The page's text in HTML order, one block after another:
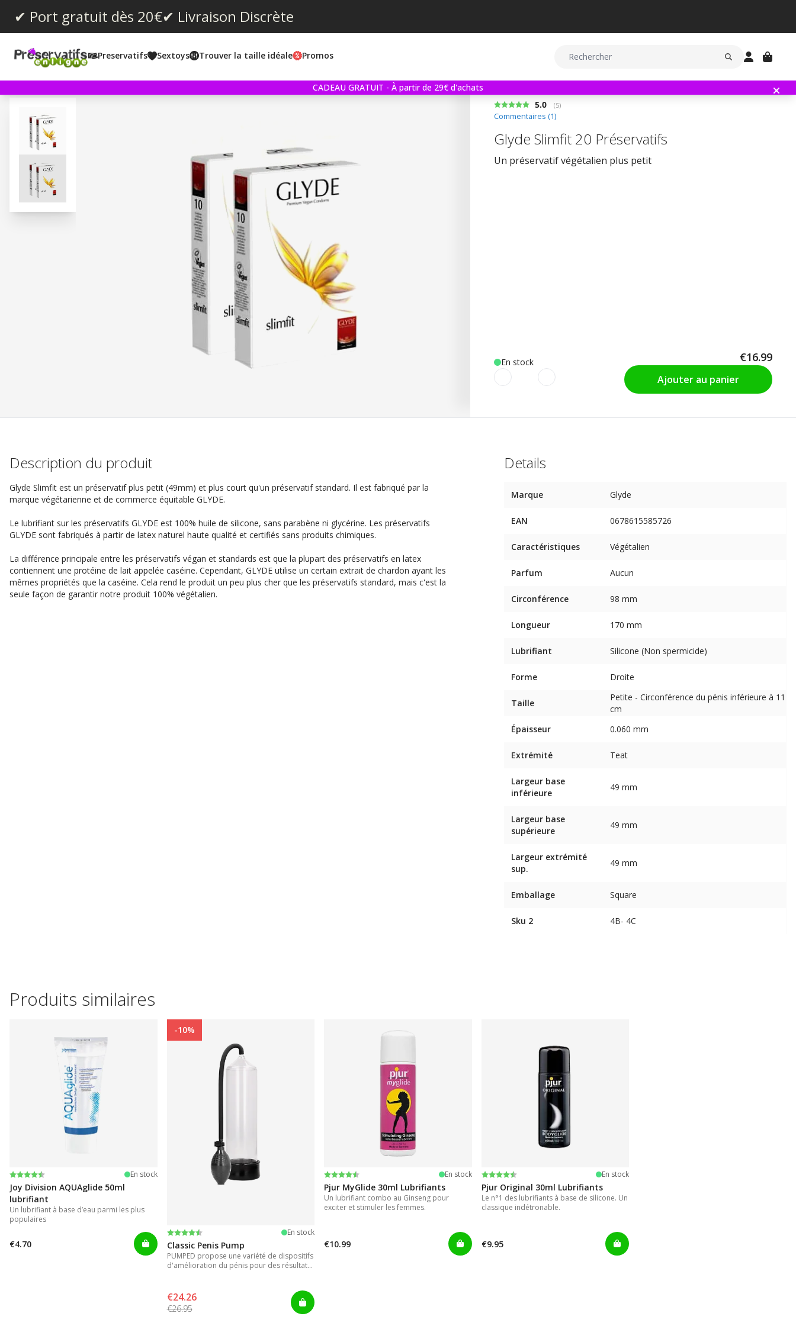
✔ Port gratuit dès 20€✔ Livraison Discrète
Preservatifs Sextoys Trouver la taille idéale Promos
CADEAU GRATUIT - À partir de 29€ d'achats
Note moyenne:
5.0 (votes:
5)
Commentaires (1)
Glyde Slimfit 20 Préservatifs
Un préservatif végétalien plus petit
En stock €16.99
Ajouter au panier
Description du produit
Glyde Slimfit est un préservatif plus petit (49mm) et plus court qu'un préservatif standard. Il est fabriqué par la
marque végétarienne et de commerce équitable GLYDE.
Le lubrifiant sur les préservatifs GLYDE est 100% huile de silicone, sans parabène ni glycérine. Les préservatifs
GLYDE sont fabriqués à partir de latex naturel haute qualité et certifiés sans produits chimiques.
La différence principale entre les préservatifs végan et standards est que la plupart des préservatifs en latex
contiennent une protéine de lait appelée caséine. Cependant, GLYDE utilise un certain extrait de chardon ayant les
mêmes propriétés que la caséine. Cela rend le produit un peu plus cher que les préservatifs standard, mais c'est la
seule façon de garantir notre produit 100% végétalien.
Details
Marque Glyde
EAN 0678615585726
Caractéristiques Végétalien
Parfum Aucun
Circonférence 98 mm
Longueur 170 mm
Lubrifiant Silicone (Non spermicide)
Forme Droite
Taille
Petite - Circonférence du pénis inférieure à 11
cm
Épaisseur
0.060 mm
Extrémité Teat
Largeur base
inférieure
49 mm
Largeur base
supérieure
49 mm
Largeur extrémité
sup.
49 mm
Emballage Square
Sku 2 4B- 4C
Produits similaires
Note:
4.2 sur 5 étoiles En stock
Joy Division AQUAglide 50ml
lubrifiant
Un lubrifiant à base d’eau parmi les plus
populaires
€4.70
-10%
Note:
4.3 sur 5 étoiles En stock
Classic Penis Pump
PUMPED propose une variété de dispositifs
d'amélioration du pénis pour des résultats
€24.26
€26.95
Note:
4.2 sur 5 étoiles En stock
Pjur MyGlide 30ml Lubrifiants
Un lubrifiant combo au Ginseng pour
exciter et stimuler les femmes.
€10.99
Note:
4.2 sur 5 étoiles En stock
Pjur Original 30ml Lubrifiants
Le n°1 des lubrifiants à base de silicone. Un
classique indétronable.
€9.95